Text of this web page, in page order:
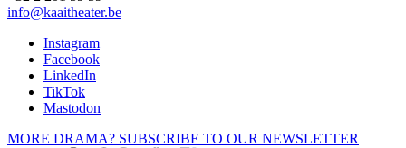
info@kaaitheater.be
Instagram
Facebook
LinkedIn
TikTok
Mastodon
MORE DRAMA? SUBSCRIBE TO OUR NEWSLETTER